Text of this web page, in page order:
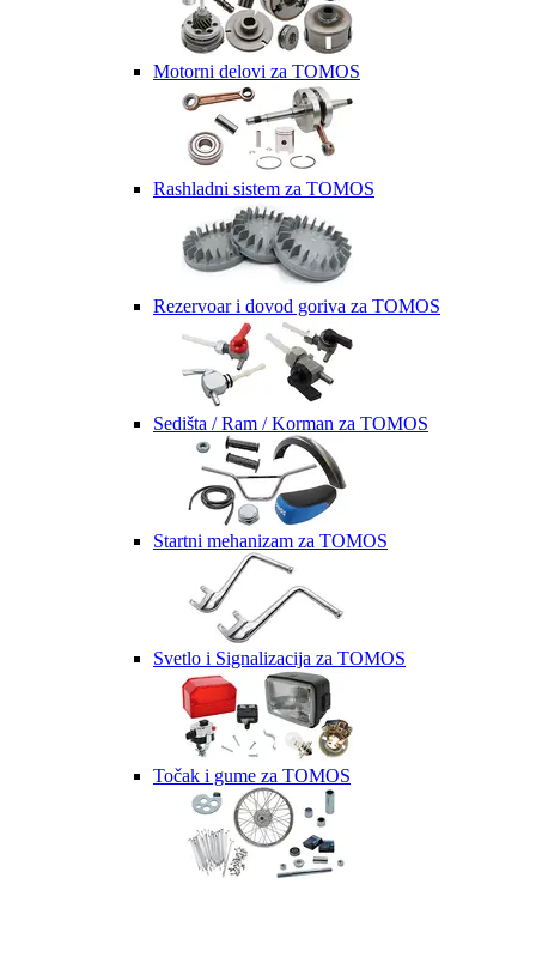
Motorni delovi za TOMOS
Rashladni sistem za TOMOS
Rezervoar i dovod goriva za TOMOS
Sedišta / Ram / Korman za TOMOS
Startni mehanizam za TOMOS
Svetlo i Signalizacija za TOMOS
Točak i gume za TOMOS